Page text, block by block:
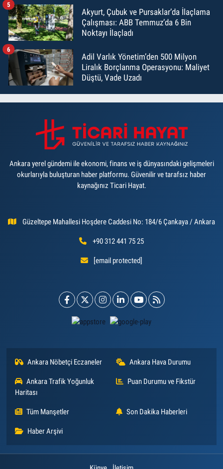
Akyurt, Çubuk ve Pursaklar’da İlaçlama
Çalışması: ABB Temmuz’da 6 Bin
Noktayı İlaçladı
5
Adil Varlık Yönetim’den 500 Milyon
Liralık Borçlanma Operasyonu: Maliyet
Düştü, Vade Uzadı
6
Ankara yerel gündemi ile ekonomi, finans ve iş dünyasındaki gelişmeleri
okurlarıyla buluşturan haber platformu. Güvenilir ve tarafsız haber
kaynağınız Ticari Hayat.
Güzeltepe Mahallesi Hoşdere Caddesi No: 184/6 Çankaya / Ankara
+90 312 441 75 25
[email protected]
Ankara Nöbetçi Eczaneler Ankara Hava Durumu
Ankara Trafik Yoğunluk
Haritası
Puan Durumu ve Fikstür
Tüm Manşetler Son Dakika Haberleri
Haber Arşivi